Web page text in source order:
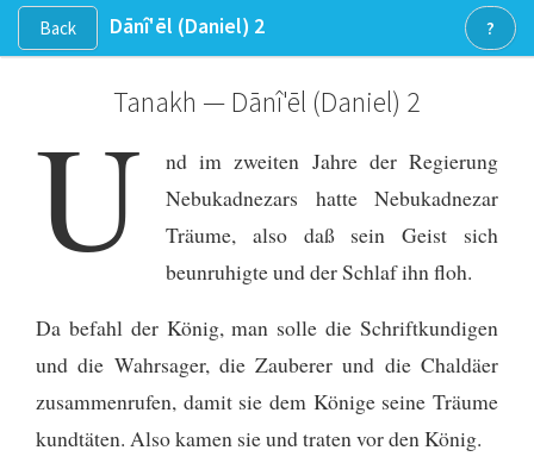
Back Dānî'ēl (Daniel) 2 ?
Tanakh — Dānî'ēl (Daniel) 2
U
nd im zweiten Jahre der Regierung
Nebukadnezars hatte Nebukadnezar
Träume, also daß sein Geist sich
beunruhigte und der Schlaf ihn floh.
Da befahl der König, man solle die Schriftkundigen
und die Wahrsager, die Zauberer und die Chaldäer
zusammenrufen, damit sie dem Könige seine Träume
kundtäten. Also kamen sie und traten vor den König.